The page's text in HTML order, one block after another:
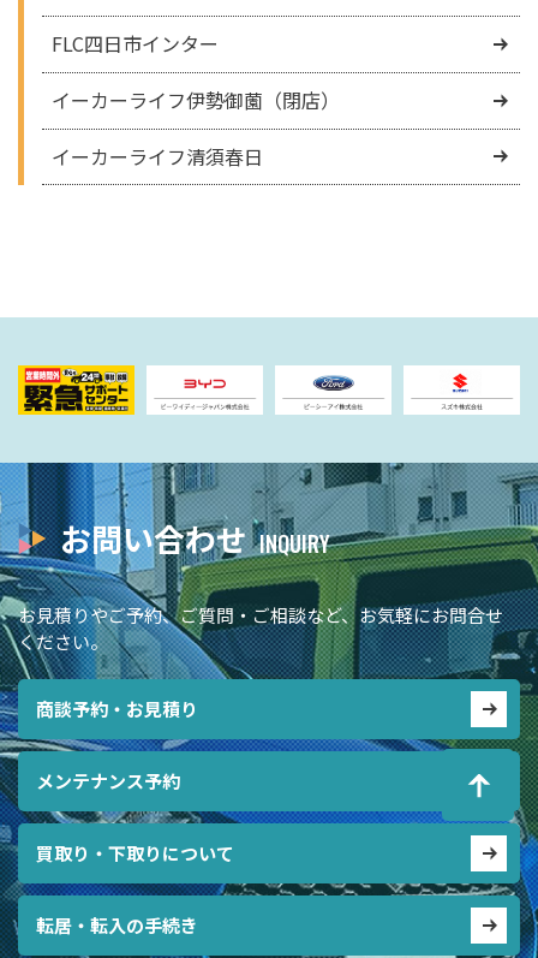
FLC四日市インター
イーカーライフ伊勢御薗（閉店）
イーカーライフ清須春日
お問い合わせ
お見積りやご予約、ご質問・ご相談など、お気軽にお問合せ
ください。
商談予約・お見積り
メンテナンス予約
買取り・下取りについて
転居・転入の手続き